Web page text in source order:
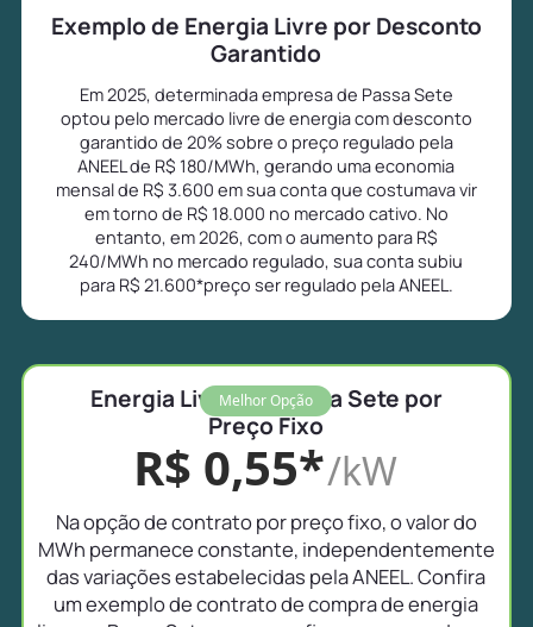
Exemplo de Energia Livre por Desconto
Garantido
Em 2025, determinada empresa de Passa Sete
optou pelo mercado livre de energia com desconto
garantido de 20% sobre o preço regulado pela
ANEEL de R$ 180/MWh, gerando uma economia
mensal de R$ 3.600 em sua conta que costumava vir
em torno de R$ 18.000 no mercado cativo. No
entanto, em 2026, com o aumento para R$
240/MWh no mercado regulado, sua conta subiu
para R$ 21.600*preço ser regulado pela ANEEL.
Melhor Opção
Energia Livre em Passa Sete por
Preço Fixo
R$ 0,55*/kW
Na opção de contrato por preço fixo, o valor do
MWh permanece constante, independentemente
das variações estabelecidas pela ANEEL. Confira
um exemplo de contrato de compra de energia